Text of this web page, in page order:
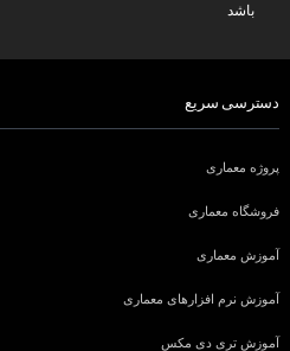
باشد
دسترسی سریع
پروژه معماری
فروشگاه معماری
آموزش معماری
آموزش نرم افزارهای معماری
آموزش تری دی مکس